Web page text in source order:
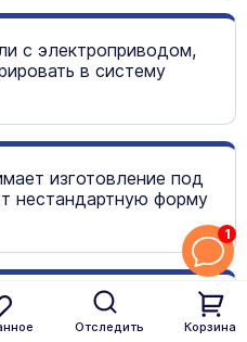
с электроприводом,
в систему
изготовление под
нестандартную форму
шумоизоляцию,
на оживленную
1
Отследить Корзина